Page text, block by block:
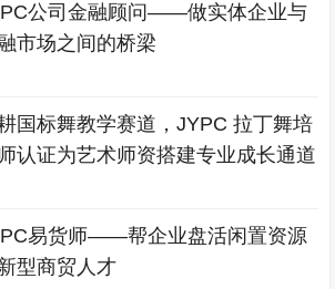
公司金融顾问——做实体企业与
市场之间的桥梁
国标舞教学赛道，JYPC 拉丁舞培
认证为艺术师资搭建专业成长通道
易货师——帮企业盘活闲置资源
型商贸人才